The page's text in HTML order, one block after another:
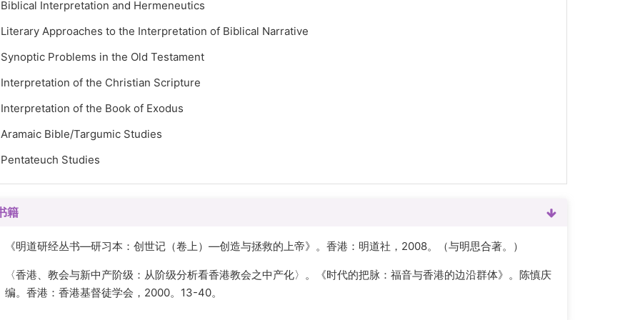
Biblical Interpretation and Hermeneutics
Literary Approaches to the Interpretation of Biblical Narrative
Synoptic Problems in the Old Testament
Interpretation of the Christian Scripture
Interpretation of the Book of Exodus
Aramaic Bible/Targumic Studies
Pentateuch Studies
籍
《明道研经丛书—研习本：创世记（卷上）—创造与拯救的上帝》。香港：明道社，2008。（与明思合著。）
〈香港、教会与新中产阶级：从阶级分析看香港教会之中产化〉。《时代的把脉：福音与香港的边沿群体》。陈慎庆
编。香港：香港基督徒学会，2000。13-40。